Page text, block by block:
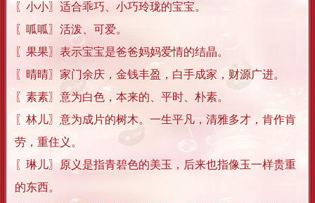
〖小小〗适合乖巧、小巧玲珑的宝宝。
〖呱呱〗活泼、可爱。
〖果果〗表示宝宝是爸爸妈妈爱情的结晶。
〖晴晴〗家门余庆，金钱丰盈，白手成家，财源广进。
〖素素〗意为白色，本来的、平时、朴素。
〖林儿〗意为成片的树木。一生平凡，清雅多才，肯作肯
劳，重住义。
〖琳儿〗原义是指青碧色的美玉，后来也指像玉一样贵重
的东西。